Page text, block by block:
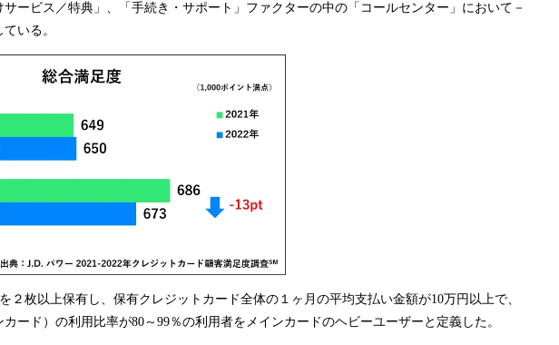
サービス／特典」、「手続き・サポート」ファクターの中の「コールセンター」において－
いる。
２枚以上保有し、保有クレジットカード全体の１ヶ月の平均支払い金額が10万円以上で、
ード）の利用比率が80～99％の利用者をメインカードのヘビーユーザーと定義した。